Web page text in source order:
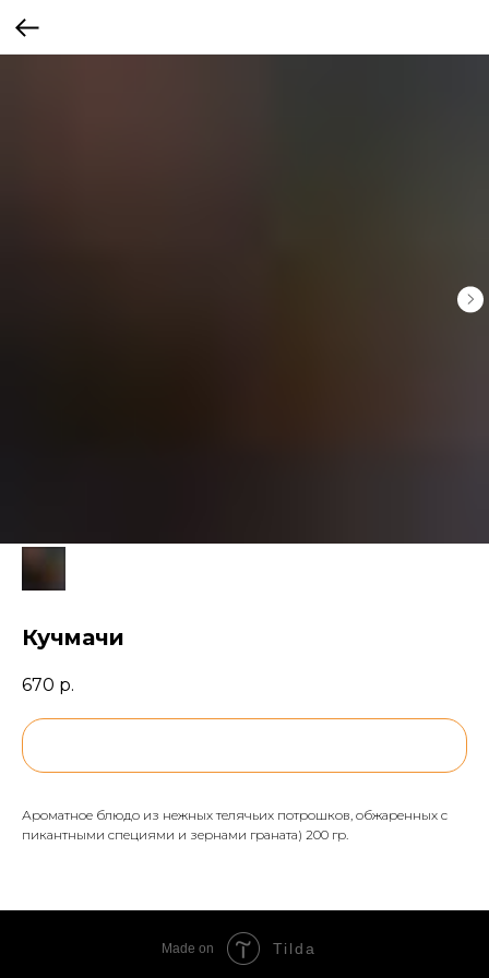
Кучмачи
670 р.
Ароматное блюдо из нежных телячьих потрошков, обжаренных с
пикантными специями и зернами граната) 200 гр.
Made on Tilda